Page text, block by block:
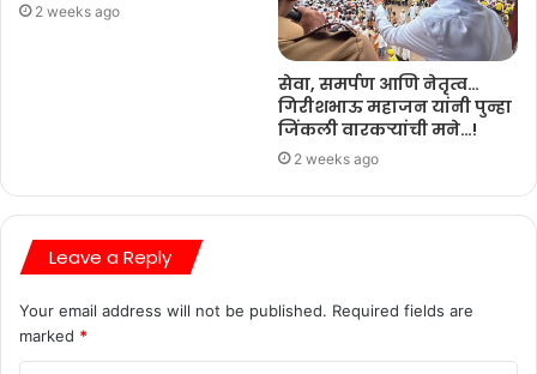
2 weeks ago
सेवा, समर्पण आणि नेतृत्व…
गिरीशभाऊ महाजन यांनी पुन्हा
जिंकली वारकऱ्यांची मने…!
2 weeks ago
Leave a Reply
Your email address will not be published. Required fields are
marked *